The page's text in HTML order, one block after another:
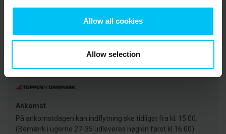
Allow all cookies
Allow selection
Lejeinformation
CVR: 25450388
Ankomst
På ankomstdagen kan indflytning ske tidligst fra kl. 15:00.
(Bemærk i ugerne 27-35 udleveres nøglen først kl.16.00).